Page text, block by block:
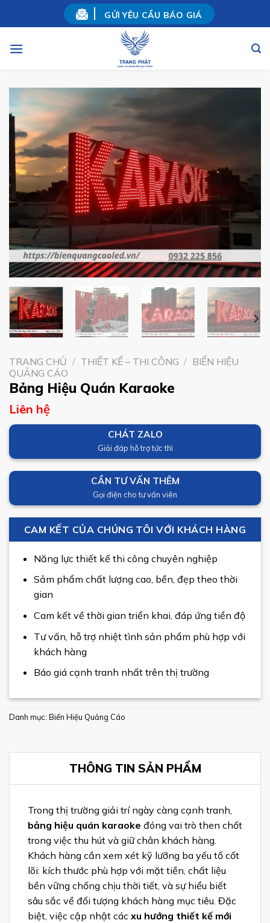
GỬI YÊU CẦU BÁO GIÁ
TRANG CHỦ / THIẾT KẾ – THI CÔNG / BIỂN HIỆU
QUẢNG CÁO
Bảng Hiệu Quán Karaoke
Liên hệ
CHÁT ZALO
Giải đáp hỗ trợ tức thì
CẦN TƯ VẤN THÊM
Gọi điện cho tư vấn viên
CAM KẾT CỦA CHÚNG TÔI VỚI KHÁCH HÀNG
Năng lực thiết kế thi công chuyên nghiệp
Sảm phẩm chất lượng cao, bền, đẹp theo thời
gian
Cam kết về thời gian triển khai, đáp ứng tiền độ
Tư vấn, hỗ trợ nhiệt tình sản phẩm phù hợp với
khách hàng
Báo giá cạnh tranh nhất trên thị trường
Danh mục: Biển Hiệu Quảng Cáo
THÔNG TIN SẢN PHẨM
Trong thị trường giải trí ngày càng cạnh tranh,
bảng hiệu quán karaoke đóng vai trò then chốt
trong việc thu hút và giữ chân khách hàng.
Khách hàng cần xem xét kỹ lưỡng ba yếu tố cốt
lõi: kích thước phù hợp với mặt tiền, chất liệu
bền vững chống chịu thời tiết, và sự hiểu biết
sâu sắc về đối tượng khách hàng mục tiêu. Đặc
biệt, việc cập nhật các xu hướng thiết kế mới